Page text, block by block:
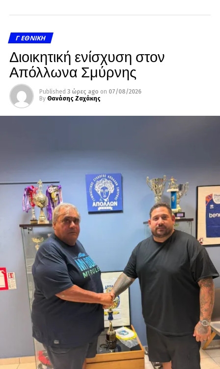
Γ ΕΘΝΙΚΉ
Διοικητική ενίσχυση στον
Απόλλωνα Σμύρνης
Published 3 ώρες ago on 07/08/2026
By Θανάσης Ζαχάκης